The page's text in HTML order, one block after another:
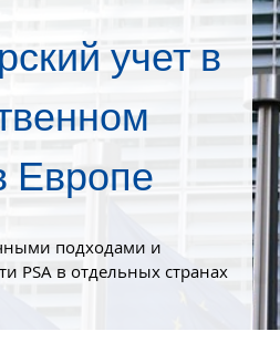
учет в
Европе
подходами и
PSA в отдельных странах